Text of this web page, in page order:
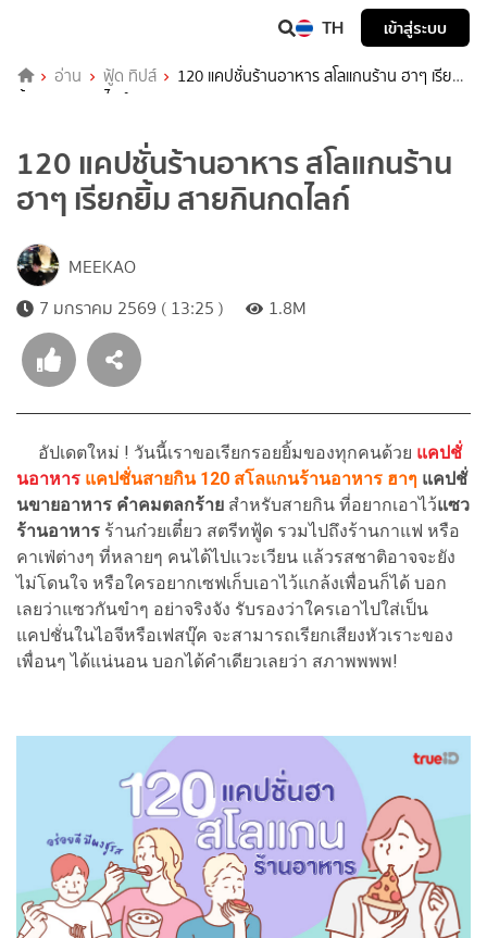
TH เข้าสู่ระบบ
อ่าน ฟู้ด ทิปส์
120 แคปชั่นร้านอาหาร สโลแกนร้าน ฮาๆ เรียก
ยิ้ม สายกินกดไลก์
120 แคปชั่นร้านอาหาร สโลแกนร้าน
ฮาๆ เรียกยิ้ม สายกินกดไลก์
MEEKAO
7 มกราคม 2569 ( 13:25 )
1.8M
อัปเดตใหม่ ! วันนี้เราขอเรียกรอยยิ้มของทุกคนด้วย แคปชั่
นอาหาร แคปชั่นสายกิน 120 สโลแกนร้านอาหาร ฮาๆ แคปชั่
นขายอาหาร คำคมตลกร้าย สำหรับสายกิน ที่อยากเอาไว้แซว
ร้านอาหาร ร้านก๋วยเตี๋ยว สตรีทฟู้ด รวมไปถึงร้านกาแฟ หรือ
คาเฟ่ต่างๆ ที่หลายๆ คนได้ไปแวะเวียน แล้วรสชาติอาจจะยัง
ไม่โดนใจ หรือใครอยากเซฟเก็บเอาไว้แกล้งเพื่อนก็ได้ บอก
เลยว่าแซวกันขำๆ อย่าจริงจัง รับรองว่าใครเอาไปใส่เป็น
แคปชั่นในไอจีหรือเฟสบุ๊ค จะสามารถเรียกเสียงหัวเราะของ
เพื่อนๆ ได้แน่นอน บอกได้คำเดียวเลยว่า สภาพพพพ!